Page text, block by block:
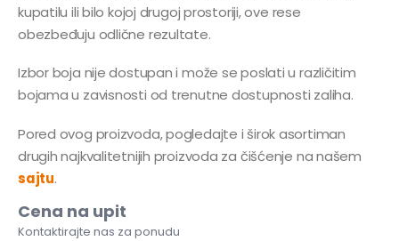
kupatilu ili bilo kojoj drugoj prostoriji, ove rese
obezbeđuju odlične rezultate.
Izbor boja nije dostupan i može se poslati u različitim
bojama u zavisnosti od trenutne dostupnosti zaliha.
Pored ovog proizvoda, pogledajte i širok asortiman
drugih najkvalitetnijih proizvoda za čišćenje na našem
sajtu.
Cena na upit
Kontaktirajte nas za ponudu